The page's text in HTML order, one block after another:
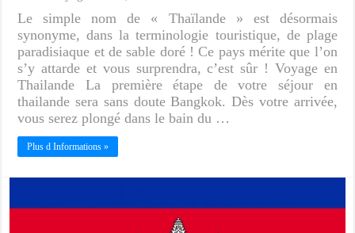
Le simple nom de « Thaïlande » est désormais
synonyme, dans la terminologie touristique, de plage
paradisiaque et de sable doré ! Ce pays mérite que l’on
s’y attarde et vous surprendra, c’est sûr ! Voyage en
Thailande La première étape de votre séjour en
thailande sera sans doute Bangkok. Dès votre arrivée,
vous serez plongé dans le bain du …
Plus d Informations »